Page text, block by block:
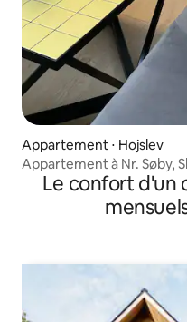
Appartement ⋅ Hojslev
Appartement à Nr. Søby,
Le confort d'un